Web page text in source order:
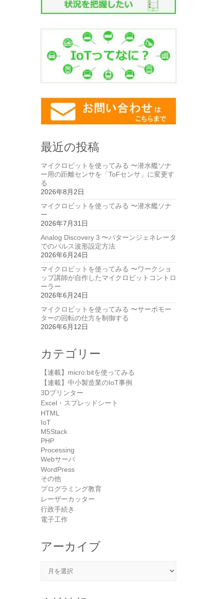
最近の投稿
マイクロビットを使ってみる 〜潜水艦ソナ
ー用の距離センサを「ToFセンサ」に変更す
る
2026年8月2日
マイクロビットを使ってみる 〜潜水艦ソナ
ー
2026年7月31日
Analog Discovery 3 〜パターンジェネレータ
でのパルス波形設定方法
2026年6月24日
マイクロビットを使ってみる 〜ワークショ
ップ講師が自作したマイクロビットコントロ
ーラー
2026年6月24日
マイクロビットを使ってみる 〜サーボモー
ターの回転の仕方を制御する
2026年6月12日
カテゴリー
【連載】micro:bitを使ってみる
【連載】中小製造業のIoT事例
3Dプリンター
Excel・スプレッドシート
HTML
IoT
M5Stack
PHP
Processing
Webサーバ
WordPress
その他
プログラミング教育
レーザーカッター
行政手続き
電子工作
アーカイブ